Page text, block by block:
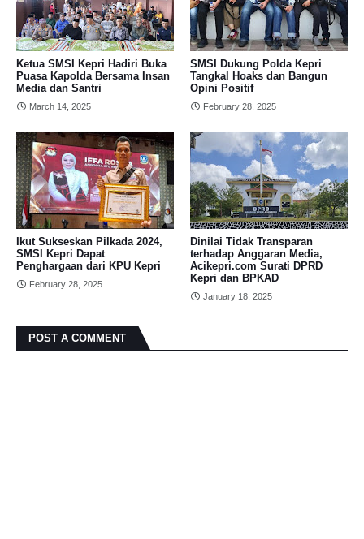
Ketua SMSI Kepri Hadiri Buka
Puasa Kapolda Bersama Insan
Media dan Santri
March 14, 2025
SMSI Dukung Polda Kepri
Tangkal Hoaks dan Bangun
Opini Positif
February 28, 2025
Ikut Sukseskan Pilkada 2024,
SMSI Kepri Dapat
Penghargaan dari KPU Kepri
February 28, 2025
Dinilai Tidak Transparan
terhadap Anggaran Media,
Acikepri.com Surati DPRD
Kepri dan BPKAD
January 18, 2025
POST A COMMENT